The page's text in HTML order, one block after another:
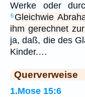
Werke oder
6 Gleichwie
ihm gerechnet
ja, daß, die des
Kinder.…
Querverweise
1.Mose 15:6